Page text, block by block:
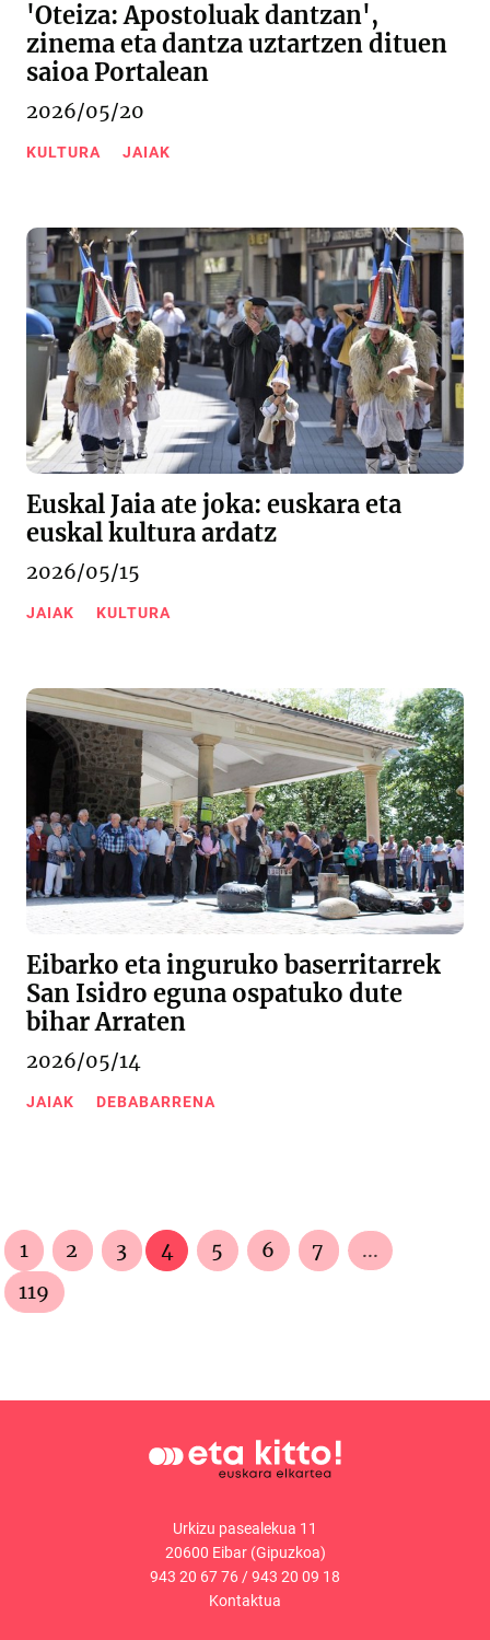
'Oteiza: Apostoluak dantzan',
zinema eta dantza uztartzen dituen
saioa Portalean
2026/05/20
KULTURA JAIAK
Euskal Jaia ate joka: euskara eta
euskal kultura ardatz
2026/05/15
JAIAK KULTURA
Eibarko eta inguruko baserritarrek
San Isidro eguna ospatuko dute
bihar Arraten
2026/05/14
JAIAK DEBABARRENA
1 2 3 4 5 6 7
...
119
Urkizu pasealekua 11
20600 Eibar (Gipuzkoa)
943 20 67 76/943 20 09 18
Kontaktua